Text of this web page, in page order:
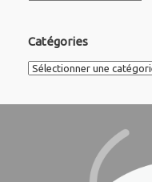
Catégories
Catégories